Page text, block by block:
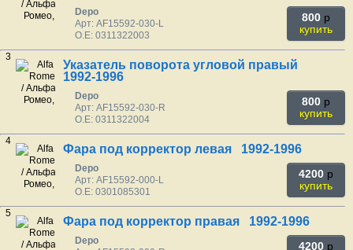
Depo
Арт: AF15592-030-L
O.E: 0311322003
800 p
купить
3
Указатель поворота угловой правый
1992-1996
Depo
Арт: AF15592-030-R
O.E: 0311322004
800 p
купить
4
Фара под корректор левая 1992-1996
Depo
Арт: AF15592-000-L
O.E: 0301085301
4200 p
купить
5
Фара под корректор правая 1992-1996
Depo
4200 p